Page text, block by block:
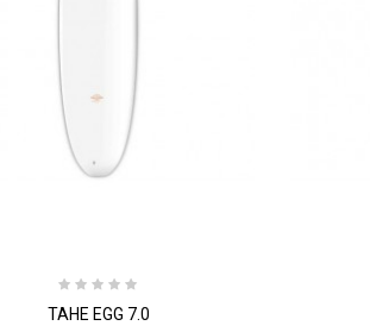
TAHE EGG 7.0